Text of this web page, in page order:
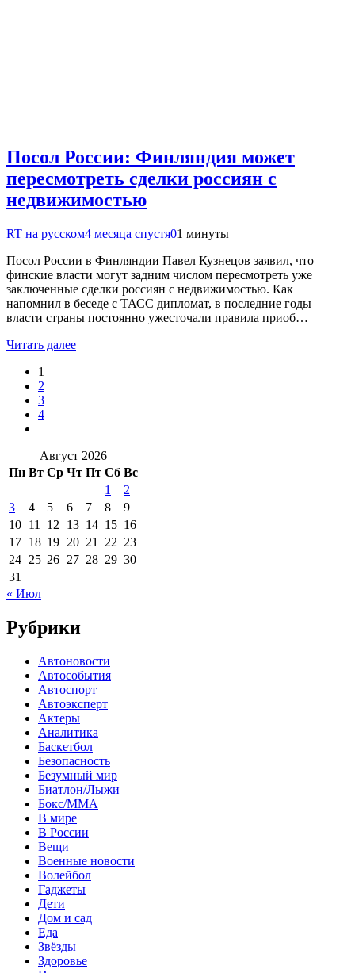
Посол России: Финляндия может
пересмотреть сделки россиян с
недвижимостью
RT на русском4 месяца спустя01 минуты
Посол России в Финляндии Павел Кузнецов заявил, что
финские власти могут задним числом пересмотреть уже
заключенные сделки россиян с недвижимостью. Как
напомнил в беседе с ТАСС дипломат, в последние годы
власти страны постоянно ужесточали правила приоб…
Читать далее
1
2
3
4
Август 2026
Пн Вт Ср Чт Пт Сб Вс
1
2
3
4 5 6 7 8
9
10 11 12 13 14 15 16
17 18 19 20 21 22 23
24 25 26 27 28 29 30
31
« Июл
Рубрики
Автоновости
Автособытия
Автоспорт
Автоэксперт
Актеры
Аналитика
Баскетбол
Безопасность
Безумный мир
Биатлон/Лыжи
Бокс/MMA
В мире
В России
Вещи
Военные новости
Волейбол
Гаджеты
Дети
Дом и сад
Еда
Звёзды
Здоровье